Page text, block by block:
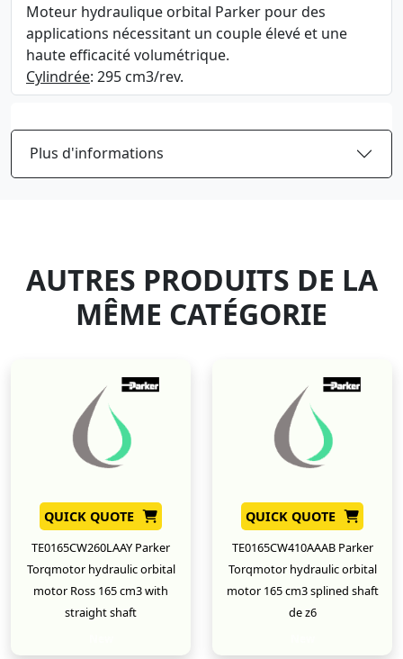
Moteur hydraulique orbital Parker pour des
applications nécessitant un couple élevé et une
haute efficacité volumétrique.
Cylindrée: 295 cm3/rev.
Plus d'informations
AUTRES PRODUITS DE LA
MÊME CATÉGORIE
QUICK QUOTE
TE0165CW260LAAY Parker
Torqmotor hydraulic orbital
motor Ross 165 cm3 with
straight shaft
QUICK QUOTE
TE0165CW410AAAB Parker
Torqmotor hydraulic orbital
motor 165 cm3 splined shaft
de z6